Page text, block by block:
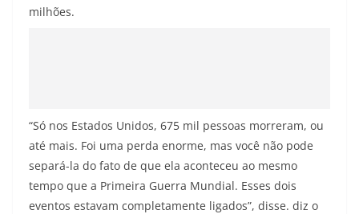
milhões.
“Só nos Estados Unidos, 675 mil pessoas morreram, ou
até mais. Foi uma perda enorme, mas você não pode
separá-la do fato de que ela aconteceu ao mesmo
tempo que a Primeira Guerra Mundial. Esses dois
eventos estavam completamente ligados”, disse. diz o